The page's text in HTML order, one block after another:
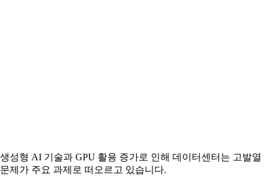
생성형 AI 기술과 GPU 활용 증가로 인해 데이터센터는 고발열
문제가 주요 과제로 떠오르고 있습니다.